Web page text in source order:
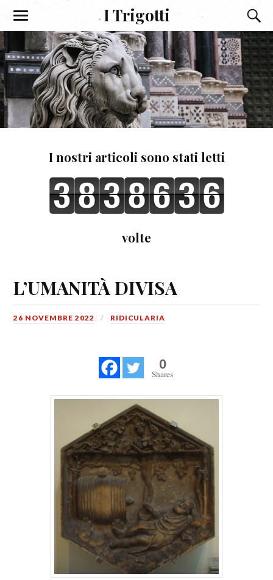
I Trigotti
I nostri articoli sono stati letti
volte
L’UMANITÀ DIVISA
26 NOVEMBRE 2022 RIDICULARIA
0
Shares